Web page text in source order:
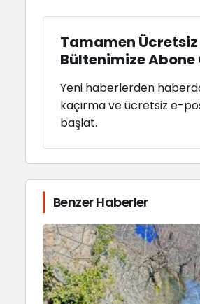
Tamamen
Bültenimize
Yeni haberlerden
kaçırma ve ücretsiz e-
başlat.
Benzer Haberler